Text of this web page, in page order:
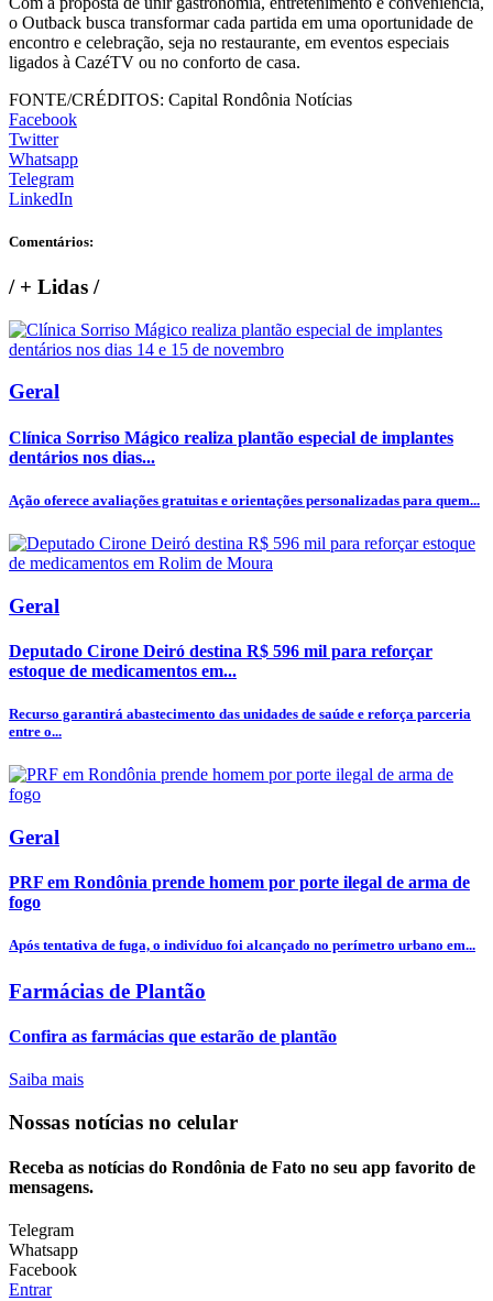
o Outback busca transformar cada partida em uma oportunidade de
encontro e celebração, seja no restaurante, em eventos especiais
ligados à CazéTV ou no conforto de casa.
FONTE/CRÉDITOS: Capital Rondônia Notícias
Facebook
Twitter
Whatsapp
Telegram
LinkedIn
Comentários:
/+ Lidas /
Geral
Clínica Sorriso Mágico realiza plantão especial de implantes
dentários nos dias...
Ação oferece avaliações gratuitas e orientações personalizadas para quem...
Geral
Deputado Cirone Deiró destina R$ 596 mil para reforçar
estoque de medicamentos em...
Recurso garantirá abastecimento das unidades de saúde e reforça parceria
entre o...
Geral
PRF em Rondônia prende homem por porte ilegal de arma de
fogo
Após tentativa de fuga, o indivíduo foi alcançado no perímetro urbano em...
Farmácias de Plantão
Confira as farmácias que estarão de plantão
Saiba mais
Nossas notícias no celular
Receba as notícias do Rondônia de Fato no seu app favorito de
mensagens.
Telegram
Whatsapp
Facebook
Entrar